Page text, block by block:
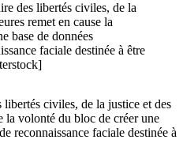
des libertés civiles, de la
remet en cause la
base de données
faciale destinée à être
civiles, de la justice et des
la volonté du bloc de créer une
reconnaissance faciale destinée à